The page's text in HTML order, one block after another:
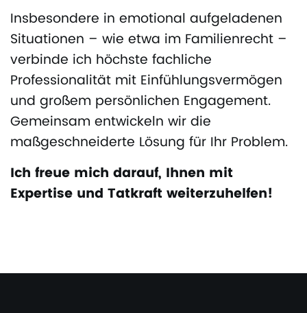
Insbesondere in emotional aufgeladenen
Situationen – wie etwa im Familienrecht –
verbinde ich höchste fachliche
Professionalität mit Einfühlungsvermögen
und großem persönlichen Engagement.
Gemeinsam entwickeln wir die
maßgeschneiderte Lösung für Ihr Problem.
Ich freue mich darauf, Ihnen mit
Expertise und Tatkraft weiterzuhelfen!